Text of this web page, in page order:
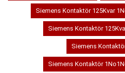
Siemens Kontaktör 125Kvar
Siemens Kontaktör
Siemens
Siemens Kontaktör